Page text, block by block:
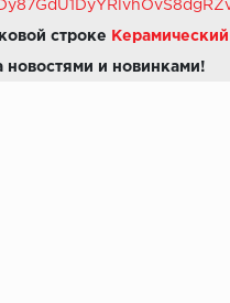
строке Керамический
новостями и новинками!